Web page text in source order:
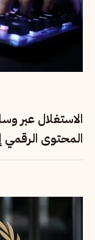
الاستغلال عبر
المحتوى الرقمي